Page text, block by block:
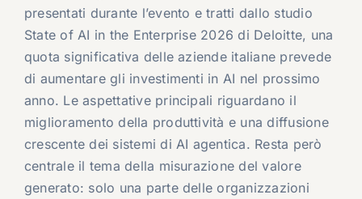
presentati durante l’evento e tratti dallo studio
State of AI in the Enterprise 2026 di Deloitte, una
quota significativa delle aziende italiane prevede
di aumentare gli investimenti in AI nel prossimo
anno. Le aspettative principali riguardano il
miglioramento della produttività e una diffusione
crescente dei sistemi di AI agentica. Resta però
centrale il tema della misurazione del valore
generato: solo una parte delle organizzazioni